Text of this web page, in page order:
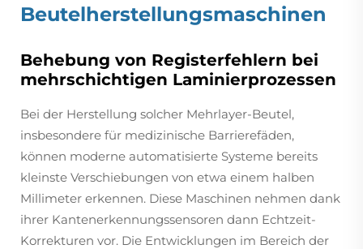
Beutelherstellungsmaschinen
Behebung von Registerfehlern bei
mehrschichtigen Laminierprozessen
Bei der Herstellung solcher Mehrlayer-Beutel,
insbesondere für medizinische Barrierefäden,
können moderne automatisierte Systeme bereits
kleinste Verschiebungen von etwa einem halben
Millimeter erkennen. Diese Maschinen nehmen dank
ihrer Kantenerkennungssensoren dann Echtzeit-
Korrekturen vor. Die Entwicklungen im Bereich der